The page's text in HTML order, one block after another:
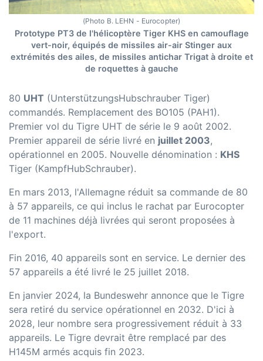
(Photo B. LEHN - Eurocopter)
Prototype PT3 de l'hélicoptère Tiger KHS en camouflage
vert-noir, équipés de missiles air-air Stinger aux
extrémités des ailes, de missiles antichar Trigat à droite et
de roquettes à gauche
80 UHT (UnterstützungsHubschrauber Tiger)
commandés. Remplacement des BO105 (PAH1).
Premier vol du Tigre UHT de série le 9 août 2002.
Premier appareil de série livré en juillet 2003,
opérationnel en 2005. Nouvelle dénomination : KHS
Tiger (KampfHubSchrauber).
En mars 2013, l'Allemagne réduit sa commande de 80
à 57 appareils, ce qui inclus le rachat par Eurocopter
de 11 machines déjà livrées qui seront proposées à
l'export.
Fin 2016, 40 appareils sont en service. Le dernier des
57 appareils a été livré le 25 juillet 2018.
En janvier 2024, la Bundeswehr annonce que le Tigre
sera retiré du service opérationnel en 2032. D'ici à
2028, leur nombre sera progressivement réduit à 33
appareils. Le Tigre devrait être remplacé par des
H145M armés acquis fin 2023.